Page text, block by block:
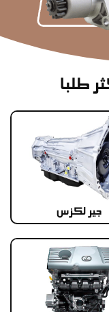
طلبا
جير لكزس